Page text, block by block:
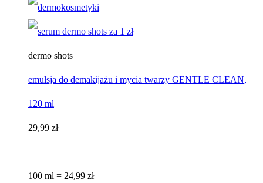
dermo shots
emulsja do demakijażu i mycia twarzy GENTLE CLEAN,
120 ml
29,99 zł
100 ml = 24,99 zł